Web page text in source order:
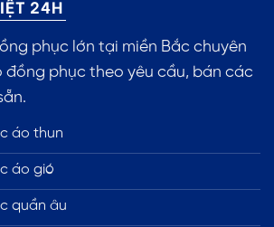
24H
phục lớn tại miền Bắc chuyên
đồng phục theo yêu cầu, bán các
áo thun
áo gió
quần âu